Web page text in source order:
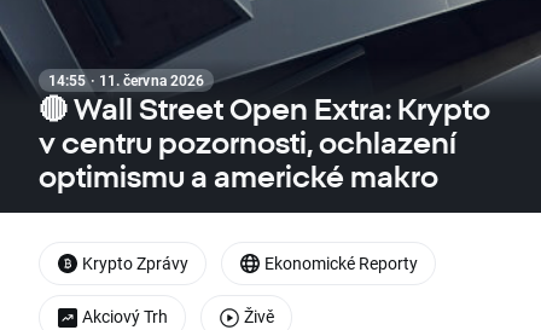
14:55 · 11. června 2026
🔴 Wall Street Open Extra: Krypto
v centru pozornosti, ochlazení
optimismu a americké makro
Krypto Zprávy Ekonomické Reporty
Akciový Trh Živě